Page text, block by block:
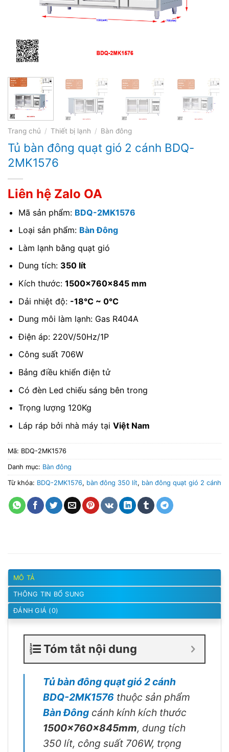
Trang chủ / Thiết bị lạnh / Bàn đông
Tủ bàn đông quạt gió 2 cánh BDQ-
2MK1576
Liên hệ Zalo OA
Mã sản phẩm: BDQ-2MK1576
Loại sản phẩm: Bàn Đông
Làm lạnh bằng quạt gió
Dung tích: 350 lít
Kích thước: 1500x760x845 mm
Dải nhiệt độ: -18℃ ~ 0℃
Dung môi làm lạnh: Gas R404A
Điện áp: 220V/50Hz/1P
Công suất 706W
Bảng điều khiển điện tử
Có đèn Led chiếu sáng bên trong
Trọng lượng 120Kg
Láp ráp bởi nhà máy tại Việt Nam
Mã: BDQ-2MK1576
Danh mục: Bàn đông
Từ khóa: BDQ-2MK1576, bàn đông 350 lít, bàn đông quạt gió 2 cánh
MÔ TẢ
THÔNG TIN BỔ SUNG
ĐÁNH GIÁ (0)
Tóm tắt nội dung
Tủ bàn đông quạt gió 2 cánh
BDQ-2MK1576 thuộc sản phẩm
Bàn Đông cánh kính kích thước
1500x760x845mm, dung tích
350 lít, công suất 706W, trọng